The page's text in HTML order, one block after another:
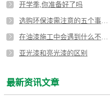
开学季,你准备好了吗
亚光漆和亮光漆的区别
最新资讯文章